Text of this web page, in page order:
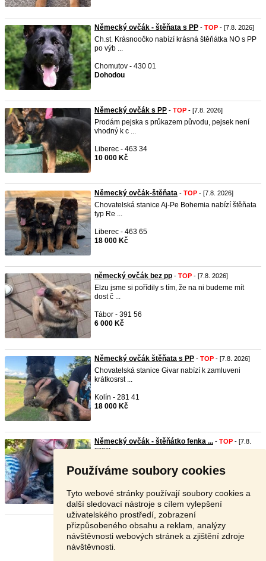
Používáme soubory cookies
Tyto webové stránky používají soubory cookies a
další sledovací nástroje s cílem vylepšení
uživatelského prostředí, zobrazení
přizpůsobeného obsahu a reklam, analýzy
návštěvnosti webových stránek a zjištění zdroje
návštěvnosti.
Německý ovčák - štěňata s PP - TOP - [7.8. 2026]
Ch.st. Krásnoočko nabízí krásná štěňátka NO s PP
po výb ...
Chomutov - 430 01
Dohodou
Německý ovčák s PP - TOP - [7.8. 2026]
Prodám pejska s průkazem původu, pejsek není
vhodný k c ...
Liberec - 463 34
10 000 Kč
Německý ovčák-štěňata - TOP - [7.8. 2026]
Chovatelská stanice Aj-Pe Bohemia nabízí štěňata
typ Re ...
Liberec - 463 65
18 000 Kč
německý ovčák bez pp - TOP - [7.8. 2026]
Elzu jsme si pořídily s tím, že na ni budeme mít
dost č ...
Tábor - 391 56
6 000 Kč
Německý ovčák štěňata s PP - TOP - [7.8. 2026]
Chovatelská stanice Givar nabízí k zamluveni
krátkosrst ...
Kolín - 281 41
18 000 Kč
Německý ovčák - štěňátko fenka ... - TOP - [7.8.
2026]
dlouhosrstou feneč ...
Bruntál - 792 01
20 000 Kč
Stránka: 1 2 3 Další